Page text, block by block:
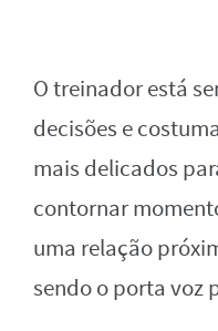
O treinador está
decisões e
mais delicados
contornar
uma relação
sendo o porta voz